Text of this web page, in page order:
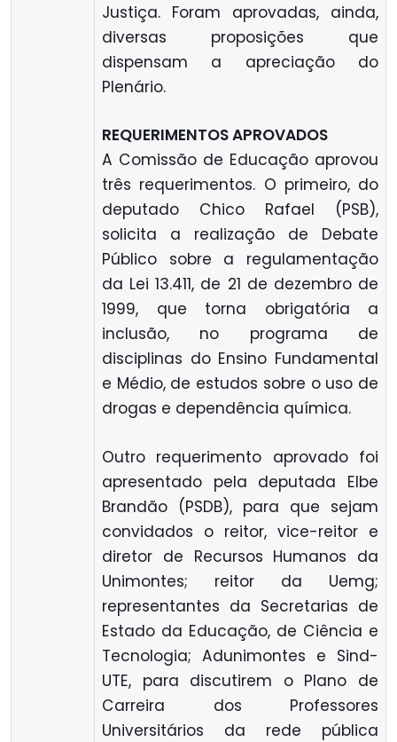
Justiça. Foram aprovadas, ainda,
diversas proposições que
dispensam a apreciação do
Plenário.
REQUERIMENTOS APROVADOS
A Comissão de Educação aprovou
três requerimentos. O primeiro, do
deputado Chico Rafael (PSB),
solicita a realização de Debate
Público sobre a regulamentação
da Lei 13.411, de 21 de dezembro de
1999, que torna obrigatória a
inclusão, no programa de
disciplinas do Ensino Fundamental
e Médio, de estudos sobre o uso de
drogas e dependência química.
Outro requerimento aprovado foi
apresentado pela deputada Elbe
Brandão (PSDB), para que sejam
convidados o reitor, vice-reitor e
diretor de Recursos Humanos da
Unimontes; reitor da Uemg;
representantes da Secretarias de
Estado da Educação, de Ciência e
Tecnologia; Adunimontes e Sind-
UTE, para discutirem o Plano de
Carreira dos Professores
Universitários da rede pública